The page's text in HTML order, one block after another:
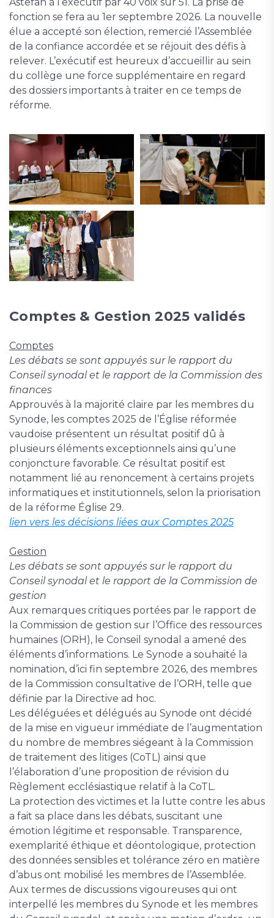
fonction se fera au 1er septembre 2026. La nouvelle
élue a accepté son élection, remercié l’Assemblée
de la confiance accordée et se réjouit des défis à
relever. L’exécutif est heureux d’accueillir au sein
du collège une force supplémentaire en regard
des dossiers importants à traiter en ce temps de
réforme.
Comptes & Gestion 2025 validés
Comptes
Les débats se sont appuyés sur le rapport du
Conseil synodal et le rapport de la Commission des
finances
Approuvés à la majorité claire par les membres du
Synode, les comptes 2025 de l’Église réformée
vaudoise présentent un résultat positif dû à
plusieurs éléments exceptionnels ainsi qu’une
conjoncture favorable. Ce résultat positif est
notamment lié au renoncement à certains projets
informatiques et institutionnels, selon la priorisation
de la réforme Église 29.
lien vers les décisions liées aux Comptes 2025
Gestion
Les débats se sont appuyés sur le rapport du
Conseil synodal et le rapport de la Commission de
gestion
Aux remarques critiques portées par le rapport de
la Commission de gestion sur l’Office des ressources
humaines (ORH), le Conseil synodal a amené des
éléments d’informations. Le Synode a souhaité la
nomination, d’ici fin septembre 2026, des membres
de la Commission consultative de l’ORH, telle que
définie par la Directive ad hoc.
Les déléguées et délégués au Synode ont décidé
de la mise en vigueur immédiate de l’augmentation
du nombre de membres siégeant à la Commission
de traitement des litiges (CoTL) ainsi que
l’élaboration d’une proposition de révision du
Règlement ecclésiastique relatif à la CoTL.
La protection des victimes et la lutte contre les abus
a fait sa place dans les débats, suscitant une
émotion légitime et responsable. Transparence,
exemplarité éthique et déontologique, protection
des données sensibles et tolérance zéro en matière
d’abus ont mobilisé les membres de l’Assemblée.
Aux termes de discussions vigoureuses qui ont
interpellé les membres du Synode et les membres